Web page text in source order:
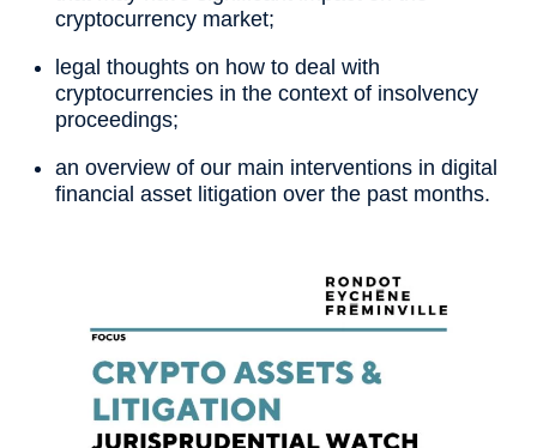
cryptocurrency market;
legal thoughts on how to deal with
cryptocurrencies in the context of insolvency
proceedings;
an overview of our main interventions in digital
financial asset litigation over the past months.